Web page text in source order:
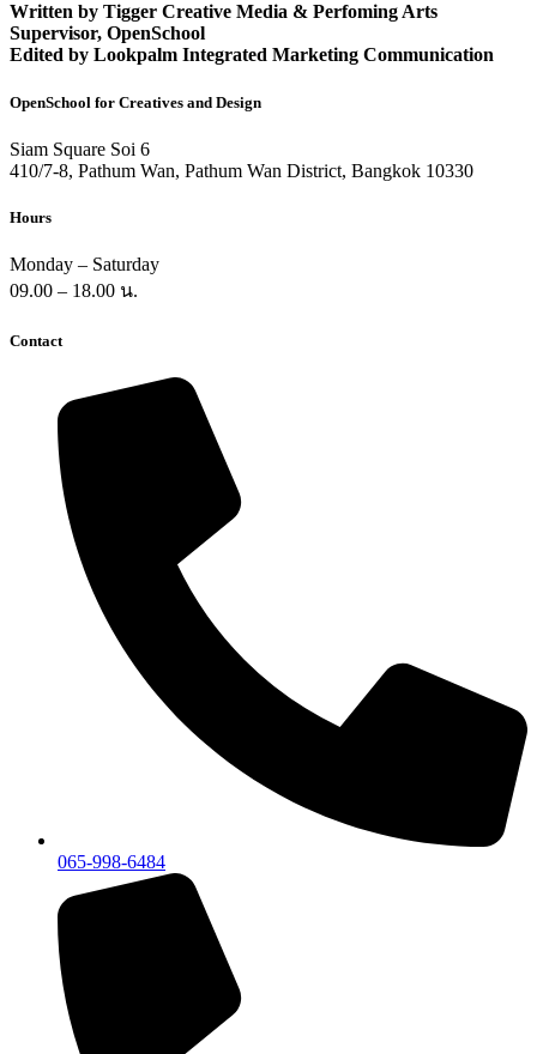
Written by Tigger Creative Media & Perfoming Arts
Supervisor, OpenSchool
Edited by Lookpalm Integrated Marketing Communication
OpenSchool for Creatives and Design
Siam Square Soi 6
410/7-8, Pathum Wan, Pathum Wan District, Bangkok 10330
Hours
Monday – Saturday
09.00 – 18.00 น.
Contact
065-998-6484